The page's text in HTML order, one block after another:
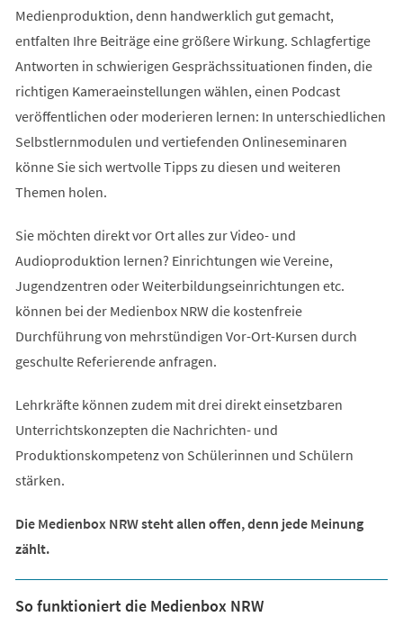
Medienproduktion, denn handwerklich gut gemacht,
entfalten Ihre Beiträge eine größere Wirkung. Schlagfertige
Antworten in schwierigen Gesprächssituationen finden, die
richtigen Kameraeinstellungen wählen, einen Podcast
veröffentlichen oder moderieren lernen: In unterschiedlichen
Selbstlernmodulen und vertiefenden Onlineseminaren
könne Sie sich wertvolle Tipps zu diesen und weiteren
Themen holen.
Sie möchten direkt vor Ort alles zur Video- und
Audioproduktion lernen? Einrichtungen wie Vereine,
Jugendzentren oder Weiterbildungseinrichtungen etc.
können bei der Medienbox NRW die kostenfreie
Durchführung von mehrstündigen Vor-Ort-Kursen durch
geschulte Referierende anfragen.
Lehrkräfte können zudem mit drei direkt einsetzbaren
Unterrichtskonzepten die Nachrichten- und
Produktionskompetenz von Schülerinnen und Schülern
stärken.
Die Medienbox NRW steht allen offen, denn jede Meinung
zählt.
So funktioniert die Medienbox NRW